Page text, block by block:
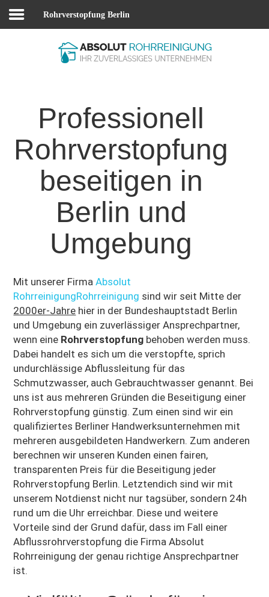
Startseite
Leistungen
Preise
Notdienst
BLOG
FAQ
Impressum
EN
Rohrverstopfung Berlin
Professionell
Rohrverstopfung
beseitigen in
Berlin und
Umgebung
Mit unserer FirmaAbsolut
RohrreinigungRohrreinigung sind wir seit Mitte der
2000er-Jahre hier in der Bundeshauptstadt Berlin
und Umgebung ein zuverlässiger Ansprechpartner,
wenn eine Rohrverstopfung behoben werden muss.
Dabei handelt es sich um die verstopfte, sprich
undurchlässige Abflussleitung für das
Schmutzwasser, auch Gebrauchtwasser genannt. Bei
uns ist aus mehreren Gründen die Beseitigung einer
Rohrverstopfung günstig. Zum einen sind wir ein
qualifiziertes Berliner Handwerksunternehmen mit
mehreren ausgebildeten Handwerkern. Zum anderen
berechnen wir unseren Kunden einen fairen,
transparenten Preis für die Beseitigung jeder
Rohrverstopfung Berlin. Letztendich sind wir mit
unserem Notdienst nicht nur tagsüber, sondern 24h
rund um die Uhr erreichbar. Diese und weitere
Vorteile sind der Grund dafür, dass im Fall einer
Abflussrohrverstopfung die Firma Absolut
Rohrreinigung der genau richtige Ansprechpartner
ist.